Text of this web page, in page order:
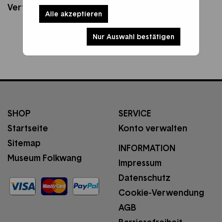
Alle akzeptieren
Nur Auswahl bestätigen
Verfahren kontaktieren Sie bitte
SHOP
Startseite
Sitemap
Museum Folkwang
SERVICE
Konto verwalten
INFORMATION
Impressum
Datenschutz
Cookie-Verwendung
AGB